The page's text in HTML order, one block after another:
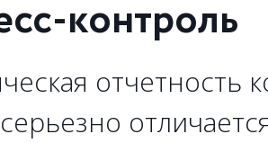
контроль
отчетность